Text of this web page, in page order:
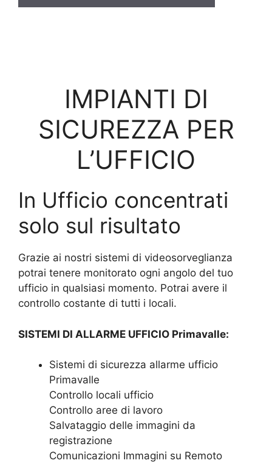
IMPIANTI DI
SICUREZZA PER
L’UFFICIO
In Ufficio concentrati
solo sul risultato
Grazie ai nostri sistemi di videosorveglianza
potrai tenere monitorato ogni angolo del tuo
ufficio in qualsiasi momento. Potrai avere il
controllo costante di tutti i locali.
SISTEMI DI ALLARME UFFICIO Primavalle:
Sistemi di sicurezza allarme ufficio
Primavalle
Controllo locali ufficio
Controllo aree di lavoro
Salvataggio delle immagini da
registrazione
Comunicazioni Immagini su Remoto